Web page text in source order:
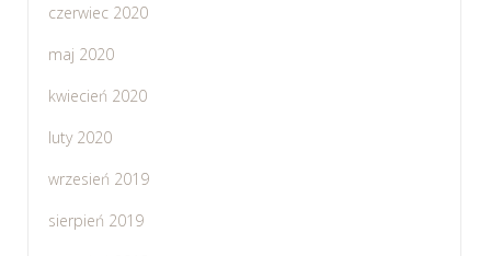
czerwiec 2020
maj 2020
kwiecień 2020
luty 2020
wrzesień 2019
sierpień 2019